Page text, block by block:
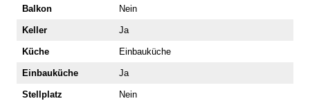
Balkon Nein
Keller Ja
Küche Einbauküche
Einbauküche Ja
Stellplatz Nein